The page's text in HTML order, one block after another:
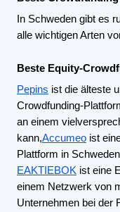
In Schweden gibt es
alle wichtigen Arten
Beste Equity-
Pepins ist die älteste
Crowdfunding-
an einem
kann,Accumeo ist
Plattform in
EAKTIEBOK ist eine
einem Netzwerk von
Unternehmen bei der